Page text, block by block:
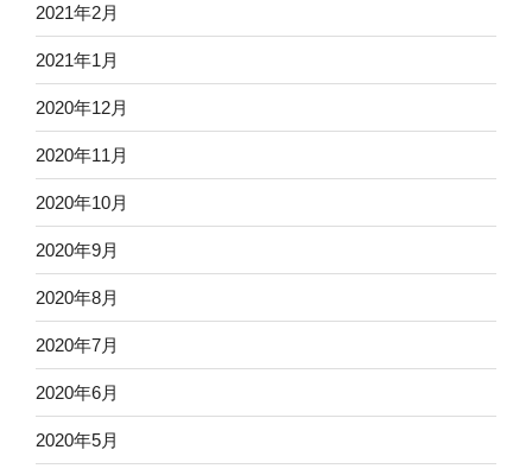
2021年2月
2021年1月
2020年12月
2020年11月
2020年10月
2020年9月
2020年8月
2020年7月
2020年6月
2020年5月